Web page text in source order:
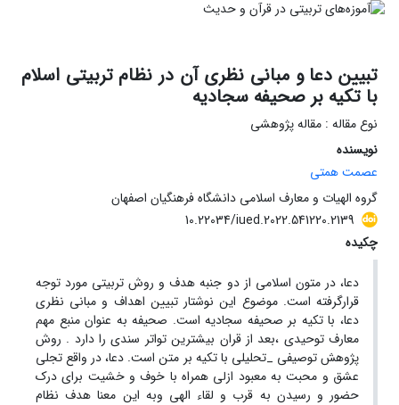
تبیین دعا و مبانی نظری آن در نظام تربیتی اسلام
با تکیه بر صحیفه سجادیه
نوع مقاله : مقاله پژوهشی
نویسنده
عصمت همتی
گروه الهیات و معارف اسلامی دانشگاه فرهنگیان اصفهان
10.22034/iued.2022.541220.2139
چکیده
دعا، در متون اسلامی از دو جنبه هدف و روش تربیتی مورد توجه
قرارگرفته است. موضوع این نوشتار تبیین اهداف و مبانی نظری
دعا، با تکیه‌ بر صحیفه سجادیه است. صحیفه به عنوان منبع مهم
معارف توحیدی ،بعد از قران بیشترین تواتر سندی را دارد . روش
پژوهش توصیفی _تحلیلی با تکیه ‌بر متن است. دعا، در واقع تجلی
عشق و محبت به معبود ازلی همراه با خوف و خشیت برای درک
حضور و رسیدن به قرب و لقاء الهی وبه این معنا هدف نظام